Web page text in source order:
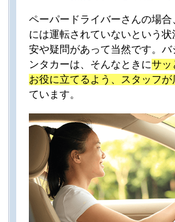
ペーパードライバーさんの場合
には運転されていないという状
安や疑問があって当然です。バ
ンタカーは、そんなときにサッ
お役に立てるよう、スタッフが
ています。